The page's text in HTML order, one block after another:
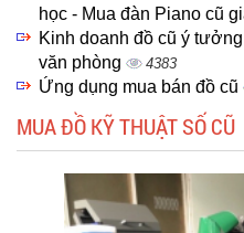
học - Mua đàn Piano cũ
Kinh doanh đồ cũ ý
văn phòng
4383
Ứng dụng mua bán đồ cũ
MUA ĐỒ KỸ THUẬT SỐ CŨ